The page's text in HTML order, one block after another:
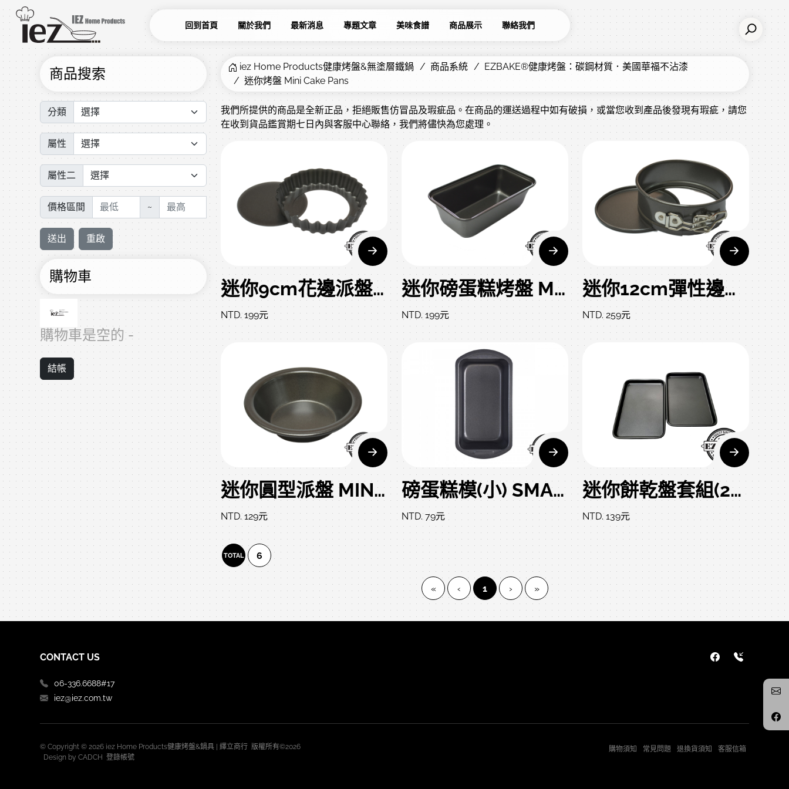
回到首頁 關於我們 最新消息 專題文章 美味食譜 商品展示 聯絡我們
商品搜索
分類
屬性
屬性二
價格區間 ~
送出 重啟
購物車
購物車是空的 -
結帳
iez Home Products健康烤盤&無塗層鐵鍋 商品系統
EZBAKE®健康烤盤：碳鋼材質．美國華福不沾漆
迷你烤盤 Mini Cake Pans
我們所提供的商品是全新正品，拒絕販售仿冒品及瑕疵品。在商品的運送過程中如有破損，或當您收到產品後發現有瑕疵，請您
在收到貨品鑑賞期七日內與客服中心聯絡，我們將儘快為您處理。
迷你9cm花邊派盤（4吋） MINI FLUTED QUICHE/ROUND LB 10*10*2 CM
NTD. 199元
迷你磅蛋糕烤盤 MINI LOAF CAKE PAN 15*8*4.7 CM
NTD. 199元
迷你12cm彈性邊框活動模（4吋） MINI SPRING FORM PAN 12*4.2 CM
NTD. 259元
迷你圓型派盤 MINI ROUND CAKE PAN 12.5*3.2 CM
NTD. 129元
磅蛋糕模(小) SMALL LOAF PAN 18.1 x 9.5 x 5.3 CM
NTD. 79元
迷你餅乾盤套組(2入) 2PCS SET MINI COOKIE SHEET 24.5 x 17.5 x 1.8 CM
NTD. 139元
TOTAL 6
« ‹ 1(current)
› »
CONTACT US
06-336.6688#17
iez@iez.com.tw
© Copyright © 2026 iez Home Products健康烤盤&鍋具 | 繹立商行 版權所有©2026
Design by CADCH 登錄帳號
購物須知 常見問題 退換貨須知 客服信箱